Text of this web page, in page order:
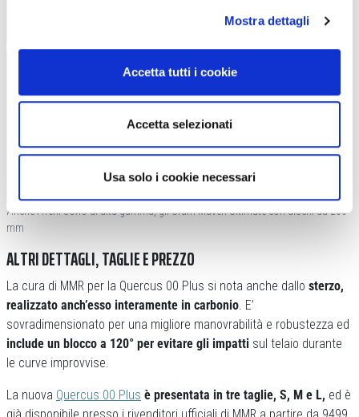
Mostra dettagli
Accetta tutti i cookie
Accetta selezionati
Usa solo i cookie necessari
Anche i freni sono di alta gamma, gli Sram Maven Ultimate con dischi da 200
mm
ALTRI DETTAGLI, TAGLIE E PREZZO
La cura di MMR per la Quercus 00 Plus si nota anche dallo sterzo,
realizzato anch’esso interamente in carbonio. E’
sovradimensionato per una migliore manovrabilità e robustezza ed
include un blocco a 120° per evitare gli impatti sul telaio durante
le curve improvvise.
La nuova Quercus 00 Plus è presentata in tre taglie, S, M e L, ed è